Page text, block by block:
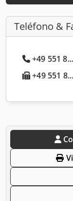
Teléfono &
+49 551
+49 551